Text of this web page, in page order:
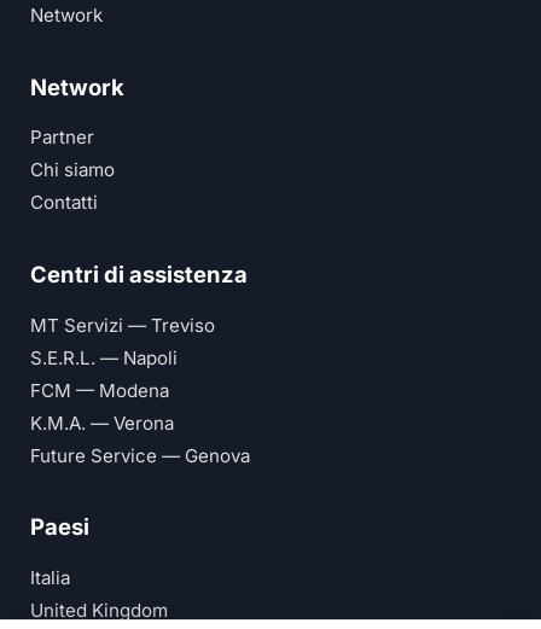
Network
Network
Partner
Chi siamo
Contatti
Centri di assistenza
MT Servizi — Treviso
S.E.R.L. — Napoli
FCM — Modena
K.M.A. — Verona
Future Service — Genova
Paesi
Italia
United Kingdom